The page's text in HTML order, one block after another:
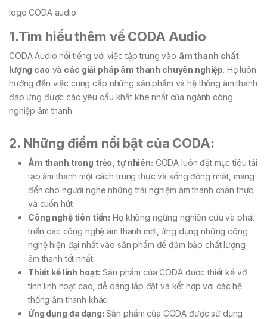
logo CODA audio
1.Tìm hiểu thêm về CODA Audio
CODA Audio nổi tiếng với việc tập trung vào âm thanh chất
lượng cao và các giải pháp âm thanh chuyên nghiệp. Họ luôn
hướng đến việc cung cấp những sản phẩm và hệ thống âm thanh
đáp ứng được các yêu cầu khắt khe nhất của ngành công
nghiệp âm thanh.
2. Những điểm nổi bật của CODA:
Âm thanh trong trẻo, tự nhiên: CODA luôn đặt mục tiêu tái
tạo âm thanh một cách trung thực và sống động nhất, mang
đến cho người nghe những trải nghiệm âm thanh chân thực
và cuốn hút.
Công nghệ tiên tiến: Họ không ngừng nghiên cứu và phát
triển các công nghệ âm thanh mới, ứng dụng những công
nghệ hiện đại nhất vào sản phẩm để đảm bảo chất lượng
âm thanh tốt nhất.
Thiết kế linh hoạt: Sản phẩm của CODA được thiết kế với
tính linh hoạt cao, dễ dàng lắp đặt và kết hợp với các hệ
thống âm thanh khác.
Ứng dụng đa dạng: Sản phẩm của CODA được sử dụng